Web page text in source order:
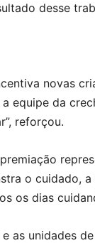
desse
novas
da
reforçou.
o cuidado,
os dias
unidades